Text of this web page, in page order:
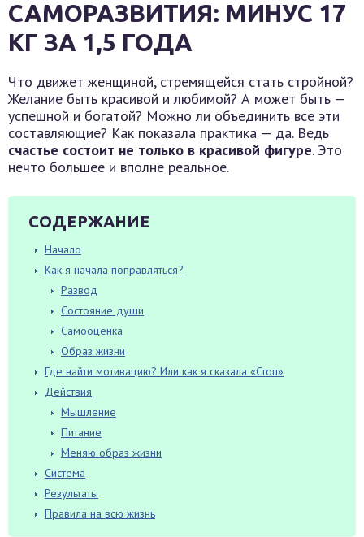
САМОРАЗВИТИЯ: МИНУС 17
КГ ЗА 1,5 ГОДА
Что движет женщиной, стремящейся стать стройной?
Желание быть красивой и любимой? А может быть —
успешной и богатой? Можно ли объединить все эти
составляющие? Как показала практика — да. Ведь
счастье состоит не только в красивой фигуре. Это
нечто большее и вполне реальное.
СОДЕРЖАНИЕ
Начало
Как я начала поправляться?
Развод
Состояние души
Самооценка
Образ жизни
Где найти мотивацию? Или как я сказала «Стоп»
Действия
Мышление
Питание
Меняю образ жизни
Система
Результаты
Правила на всю жизнь